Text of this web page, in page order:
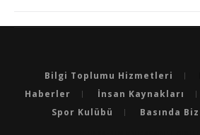
Bilgi Toplumu Hizmetleri
Haberler
İnsan Kaynakları
Spor Kulübü
Basında Biz